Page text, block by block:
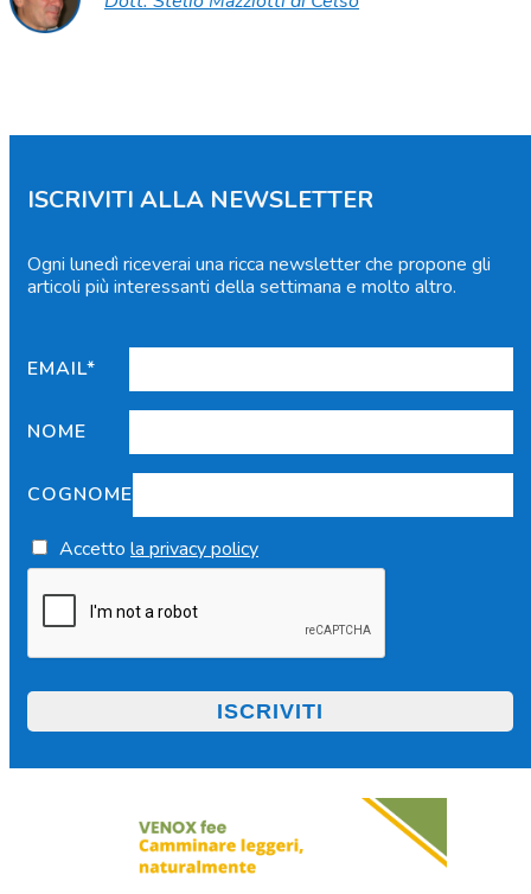
ISCRIVITI ALLA NEWSLETTER
Ogni lunedì riceverai una ricca newsletter che propone gli
articoli più interessanti della settimana e molto altro.
EMAIL*
NOME
COGNOME
Accetto la privacy policy